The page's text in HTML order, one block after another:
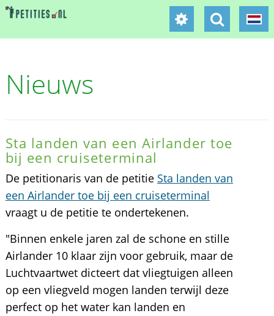
Nieuws
Sta landen van een Airlander toe
bij een cruiseterminal
De petitionaris van de petitie Sta landen van
een Airlander toe bij een cruiseterminal
vraagt u de petitie te ondertekenen.
"Binnen enkele jaren zal de schone en stille
Airlander 10 klaar zijn voor gebruik, maar de
Luchtvaartwet dicteert dat vliegtuigen alleen
op een vliegveld mogen landen terwijl deze
perfect op het water kan landen en